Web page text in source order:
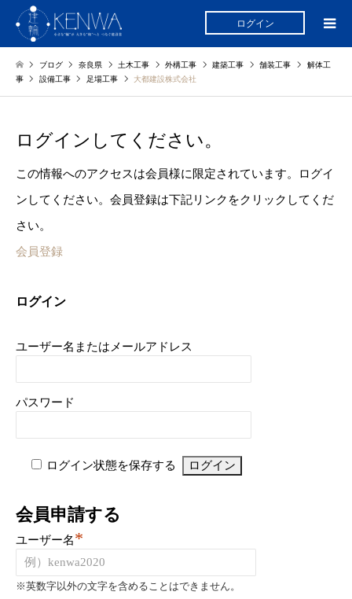
ログイン
ブログ 奈良県 土木工事 外構工事 建築工事 舗装工事
解体工
事
設備工事 足場工事 大都建設株式会社
ログインしてください。
この情報へのアクセスは会員様に限定されています。ログイ
ンしてください。会員登録は下記リンクをクリックしてくだ
さい。
会員登録
ログイン
ユーザー名またはメールアドレス
パスワード
ログイン状態を保存する
会員申請する
ユーザー名*
※英数字以外の文字を含めることはできません。